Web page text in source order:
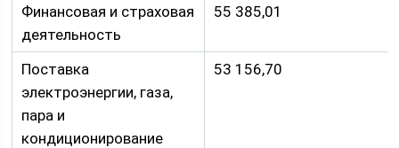
Финансовая и страховая
деятельность
55 385,01
Поставка
электроэнергии, газа,
пара и
кондиционирование
53 156,70